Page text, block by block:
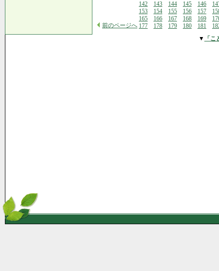
前のページへ
142
143 144 145 146
153
154 155 156 157
165
166 167 168 169
177
178 179 180 181
▼
「